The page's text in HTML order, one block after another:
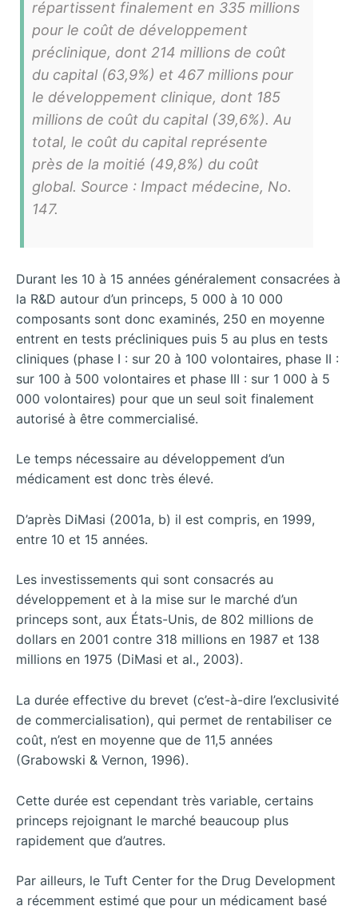
répartissent finalement en 335 millions
pour le coût de développement
préclinique, dont 214 millions de coût
du capital (63,9%) et 467 millions pour
le développement clinique, dont 185
millions de coût du capital (39,6%). Au
total, le coût du capital représente
près de la moitié (49,8%) du coût
global. Source : Impact médecine, No.
147.
Durant les 10 à 15 années généralement consacrées à
la R&D autour d’un princeps, 5 000 à 10 000
composants sont donc examinés, 250 en moyenne
entrent en tests précliniques puis 5 au plus en tests
cliniques (phase I : sur 20 à 100 volontaires, phase II :
sur 100 à 500 volontaires et phase III : sur 1 000 à 5
000 volontaires) pour que un seul soit finalement
autorisé à être commercialisé.
Le temps nécessaire au développement d’un
médicament est donc très élevé.
D’après DiMasi (2001a, b) il est compris, en 1999,
entre 10 et 15 années.
Les investissements qui sont consacrés au
développement et à la mise sur le marché d’un
princeps sont, aux États-Unis, de 802 millions de
dollars en 2001 contre 318 millions en 1987 et 138
millions en 1975 (DiMasi et al., 2003).
La durée effective du brevet (c’est-à-dire l’exclusivité
de commercialisation), qui permet de rentabiliser ce
coût, n’est en moyenne que de 11,5 années
(Grabowski & Vernon, 1996).
Cette durée est cependant très variable, certains
princeps rejoignant le marché beaucoup plus
rapidement que d’autres.
Par ailleurs, le Tuft Center for the Drug Development
a récemment estimé que pour un médicament basé